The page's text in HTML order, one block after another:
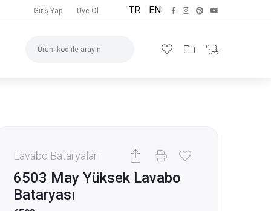
Giriş Yap Üye Ol TR EN
Lavabo Bataryaları
6503 May Yüksek Lavabo
Bataryası